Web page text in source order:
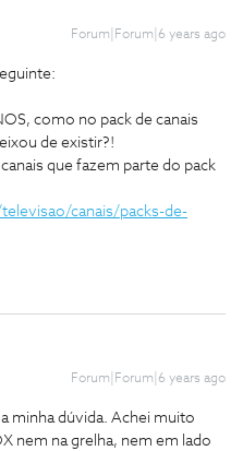
Forum|Forum|6 years ago
como no pack de canais
de existir?!
que fazem parte do pack
canais/packs-de-
Forum|Forum|6 years ago
minha dúvida. Achei muito
nem na grelha, nem em lado